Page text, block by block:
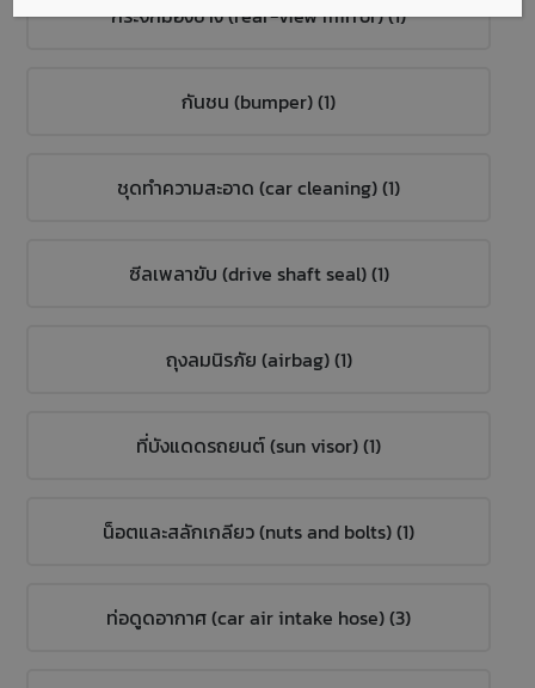
กระจกมองข้าง (rear-view mirror) (1)
กันชน (bumper) (1)
ชุดทำความสะอาด (car cleaning) (1)
ซีลเพลาขับ (drive shaft seal) (1)
ถุงลมนิรภัย (airbag) (1)
ที่บังแดดรถยนต์ (sun visor) (1)
น็อตและสลักเกลียว (nuts and bolts) (1)
ท่อดูดอากาศ (car air intake hose) (3)